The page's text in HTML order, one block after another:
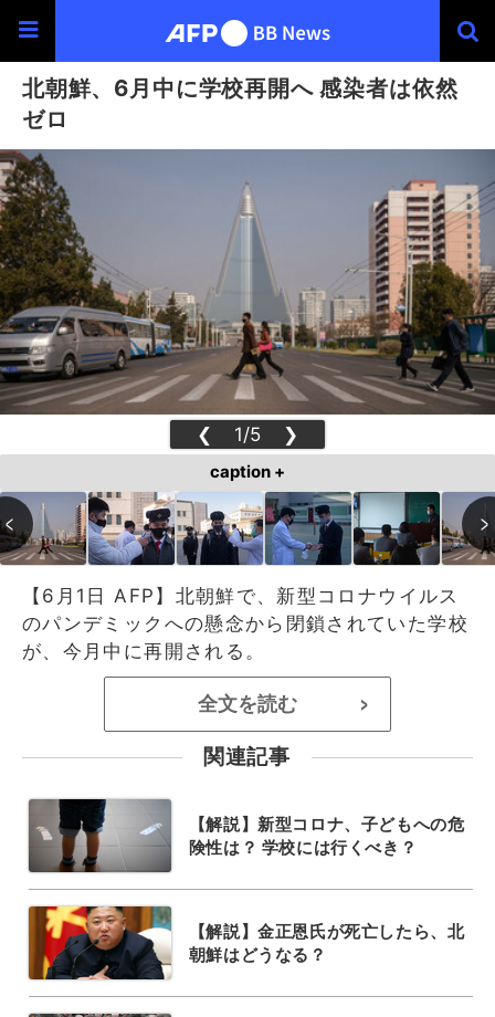
北朝鮮、6月中に学校再開へ 感染者は依然
ゼロ
❮ 1/5 ❯
caption +
【6月1日 AFP】北朝鮮で、新型コロナウイルス
のパンデミックへの懸念から閉鎖されていた学校
が、今月中に再開される。
全文を読む >
関連記事
【解説】新型コロナ、子どもへの危
険性は？ 学校には行くべき？
【解説】金正恩氏が死亡したら、北
朝鮮はどうなる？